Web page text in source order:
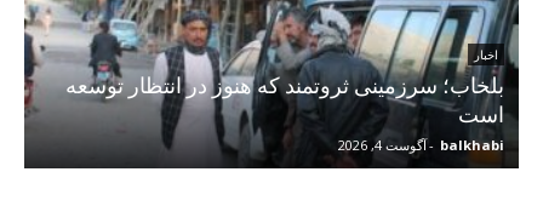
اخبار
بلخاب؛ سرزمینی ثروتمند که هنوز در انتظار توسعه
است
balkhabi
-آگوست 4, 2026